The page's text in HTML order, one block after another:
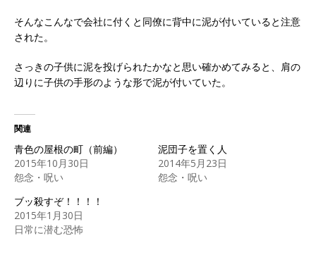
そんなこんなで会社に付くと同僚に背中に泥が付いていると注意
された。
さっきの子供に泥を投げられたかなと思い確かめてみると、肩の
辺りに子供の手形のような形で泥が付いていた。
関連
青色の屋根の町（前編）
2015年10月30日
怨念・呪い
泥団子を置く人
2014年5月23日
怨念・呪い
ブッ殺すぞ！！！！
2015年1月30日
日常に潜む恐怖